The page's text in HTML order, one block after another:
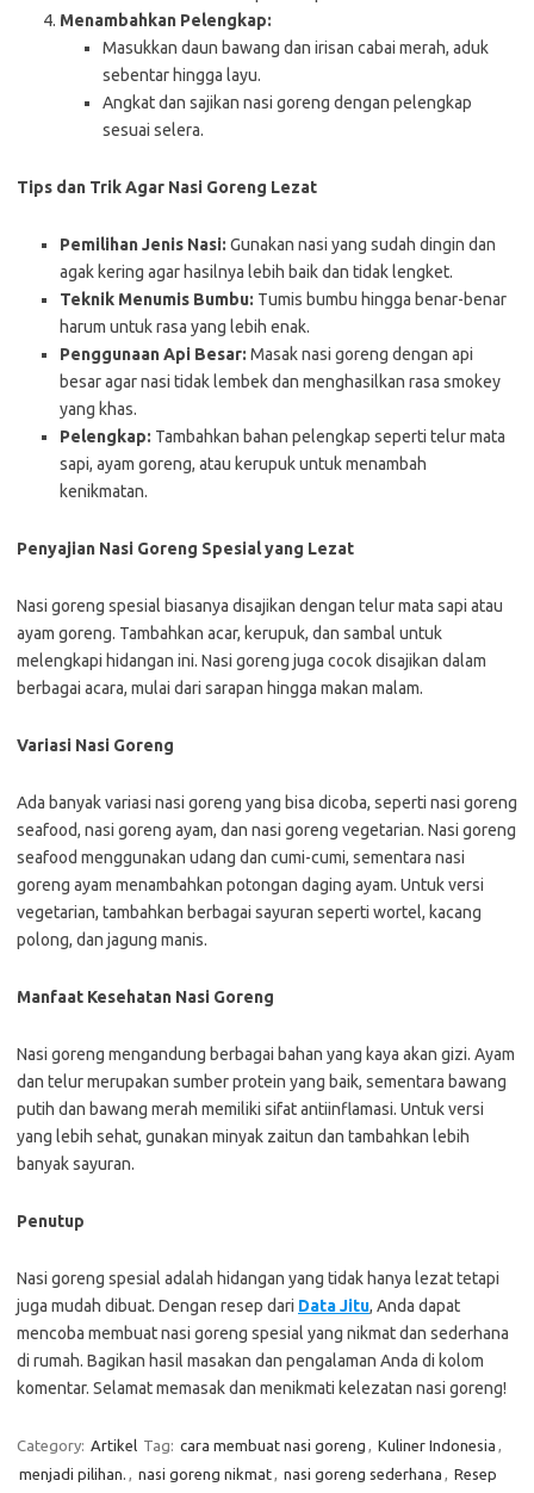
Menambahkan Pelengkap:
Masukkan daun bawang dan irisan cabai merah, aduk
sebentar hingga layu.
Angkat dan sajikan nasi goreng dengan pelengkap
sesuai selera.
Tips dan Trik Agar Nasi Goreng Lezat
Pemilihan Jenis Nasi: Gunakan nasi yang sudah dingin dan
agak kering agar hasilnya lebih baik dan tidak lengket.
Teknik Menumis Bumbu: Tumis bumbu hingga benar-benar
harum untuk rasa yang lebih enak.
Penggunaan Api Besar: Masak nasi goreng dengan api
besar agar nasi tidak lembek dan menghasilkan rasa smokey
yang khas.
Pelengkap: Tambahkan bahan pelengkap seperti telur mata
sapi, ayam goreng, atau kerupuk untuk menambah
kenikmatan.
Penyajian Nasi Goreng Spesial yang Lezat
Nasi goreng spesial biasanya disajikan dengan telur mata sapi atau
ayam goreng. Tambahkan acar, kerupuk, dan sambal untuk
melengkapi hidangan ini. Nasi goreng juga cocok disajikan dalam
berbagai acara, mulai dari sarapan hingga makan malam.
Variasi Nasi Goreng
Ada banyak variasi nasi goreng yang bisa dicoba, seperti nasi goreng
seafood, nasi goreng ayam, dan nasi goreng vegetarian. Nasi goreng
seafood menggunakan udang dan cumi-cumi, sementara nasi
goreng ayam menambahkan potongan daging ayam. Untuk versi
vegetarian, tambahkan berbagai sayuran seperti wortel, kacang
polong, dan jagung manis.
Manfaat Kesehatan Nasi Goreng
Nasi goreng mengandung berbagai bahan yang kaya akan gizi. Ayam
dan telur merupakan sumber protein yang baik, sementara bawang
putih dan bawang merah memiliki sifat antiinflamasi. Untuk versi
yang lebih sehat, gunakan minyak zaitun dan tambahkan lebih
banyak sayuran.
Penutup
Nasi goreng spesial adalah hidangan yang tidak hanya lezat tetapi
juga mudah dibuat. Dengan resep dari Data Jitu, Anda dapat
mencoba membuat nasi goreng spesial yang nikmat dan sederhana
di rumah. Bagikan hasil masakan dan pengalaman Anda di kolom
komentar. Selamat memasak dan menikmati kelezatan nasi goreng!
Category: Artikel Tag: cara membuat nasi goreng , Kuliner Indonesia ,
menjadi pilihan. , nasi goreng nikmat, nasi goreng sederhana , Resep